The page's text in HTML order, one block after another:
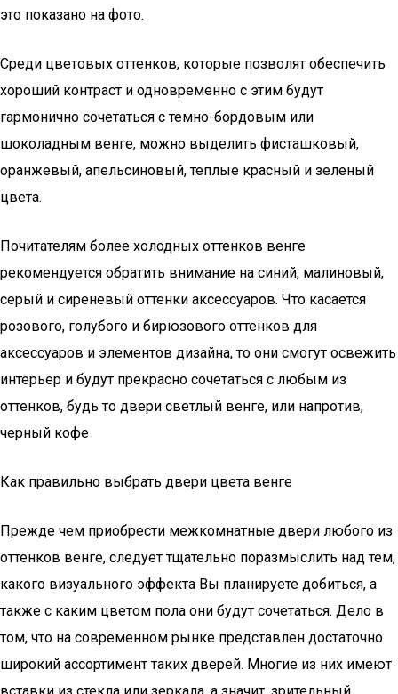
это показано на фото.
Среди цветовых оттенков, которые позволят обеспечить
хороший контраст и одновременно с этим будут
гармонично сочетаться с темно-бордовым или
шоколадным венге, можно выделить фисташковый,
оранжевый, апельсиновый, теплые красный и зеленый
цвета.
Почитателям более холодных оттенков венге
рекомендуется обратить внимание на синий, малиновый,
серый и сиреневый оттенки аксессуаров. Что касается
розового, голубого и бирюзового оттенков для
аксессуаров и элементов дизайна, то они смогут освежить
интерьер и будут прекрасно сочетаться с любым из
оттенков, будь то двери светлый венге, или напротив,
черный кофе
Как правильно выбрать двери цвета венге
Прежде чем приобрести межкомнатные двери любого из
оттенков венге, следует тщательно поразмыслить над тем,
какого визуального эффекта Вы планируете добиться, а
также с каким цветом пола они будут сочетаться. Дело в
том, что на современном рынке представлен достаточно
широкий ассортимент таких дверей. Многие из них имеют